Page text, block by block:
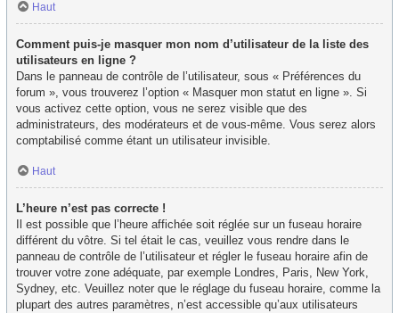
Haut
Comment puis-je masquer mon nom d’utilisateur de la liste des
utilisateurs en ligne ?
Dans le panneau de contrôle de l’utilisateur, sous « Préférences du
forum », vous trouverez l’option « Masquer mon statut en ligne ». Si
vous activez cette option, vous ne serez visible que des
administrateurs, des modérateurs et de vous-même. Vous serez alors
comptabilisé comme étant un utilisateur invisible.
Haut
L’heure n’est pas correcte !
Il est possible que l’heure affichée soit réglée sur un fuseau horaire
différent du vôtre. Si tel était le cas, veuillez vous rendre dans le
panneau de contrôle de l’utilisateur et régler le fuseau horaire afin de
trouver votre zone adéquate, par exemple Londres, Paris, New York,
Sydney, etc. Veuillez noter que le réglage du fuseau horaire, comme la
plupart des autres paramètres, n’est accessible qu’aux utilisateurs